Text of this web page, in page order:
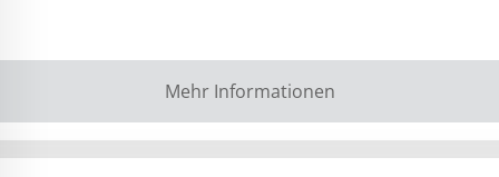
Mehr Informationen